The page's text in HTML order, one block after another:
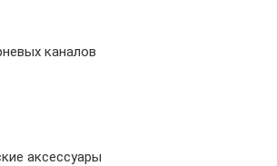
каналов
аксессуары